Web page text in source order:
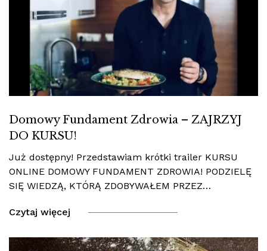
Domowy Fundament Zdrowia – ZAJRZYJ
DO KURSU!
Już dostępny! Przedstawiam krótki trailer KURSU
ONLINE DOMOWY FUNDAMENT ZDROWIA! PODZIELĘ
SIĘ WIEDZĄ, KTÓRĄ ZDOBYWAŁEM PRZEZ…
Czytaj więcej